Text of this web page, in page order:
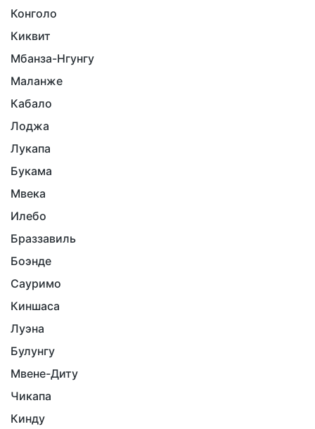
Конголо
Киквит
Мбанза-Нгунгу
Маланже
Кабало
Лоджа
Лукапа
Букама
Мвека
Илебо
Браззавиль
Боэнде
Сауримо
Киншаса
Луэна
Булунгу
Мвене-Диту
Чикапа
Кинду